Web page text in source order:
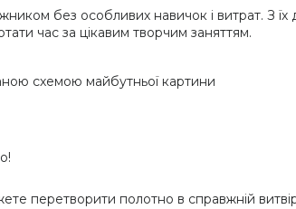
без особливих навичок і витрат. З
час за цікавим творчим заняттям.
схемою майбутньої картини
перетворити полотно в справжній